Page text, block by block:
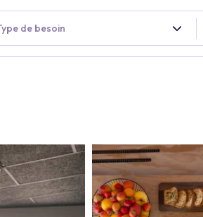
de besoin